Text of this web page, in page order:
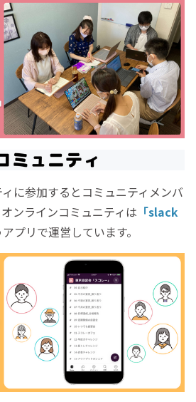
に参加するとコミュニティメンバ
ンラインコミュニティは 「slack
プリで運営しています。